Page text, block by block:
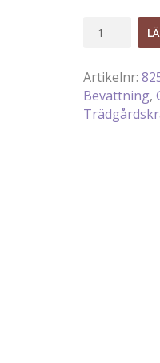
Pipeline
Trädgårdskran
Artikelnr:
Bevattning,